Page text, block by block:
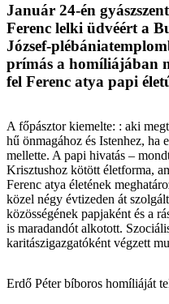
Január 24-én
Ferenc lelki üdvéért a
József-
prímás a homíliájában
fel Ferenc atya papi
A főpásztor kiemelte: : aki
hű önmagához és Istenhez, ha
mellette. A papi hivatás –
Krisztushoz kötött életforma,
Ferenc atya életének
közel négy évtizeden át
közösségének papjaként és a
is maradandót alkotott.
karitászigazgatóként végzett
Erdő Péter bíboros homíliáját